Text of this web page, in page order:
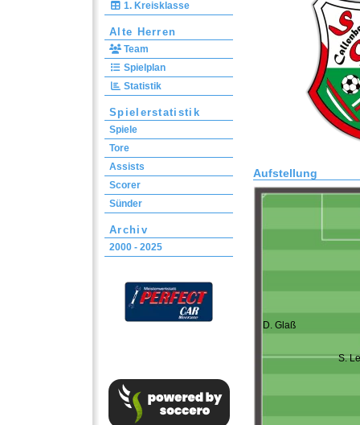
1. Kreisklasse
Alte Herren
Team
Spielplan
Statistik
Spielerstatistik
Spiele
Tore
Assists
Scorer
Sünder
Archiv
2000 - 2025
Aufstellung
D. Glaß
S.